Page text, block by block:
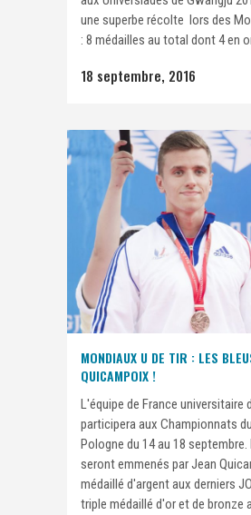
une superbe récolte lors des
: 8 médailles au total dont 4 en
18 septembre, 2016
MONDIAUX U DE TIR : LES
QUICAMPOIX !
L'équipe de France universitaire
participera aux Championnats
Pologne du 14 au 18 septembre.
seront emmenés par Jean
médaillé d'argent aux derniers
triple médaillé d'or et de bronze